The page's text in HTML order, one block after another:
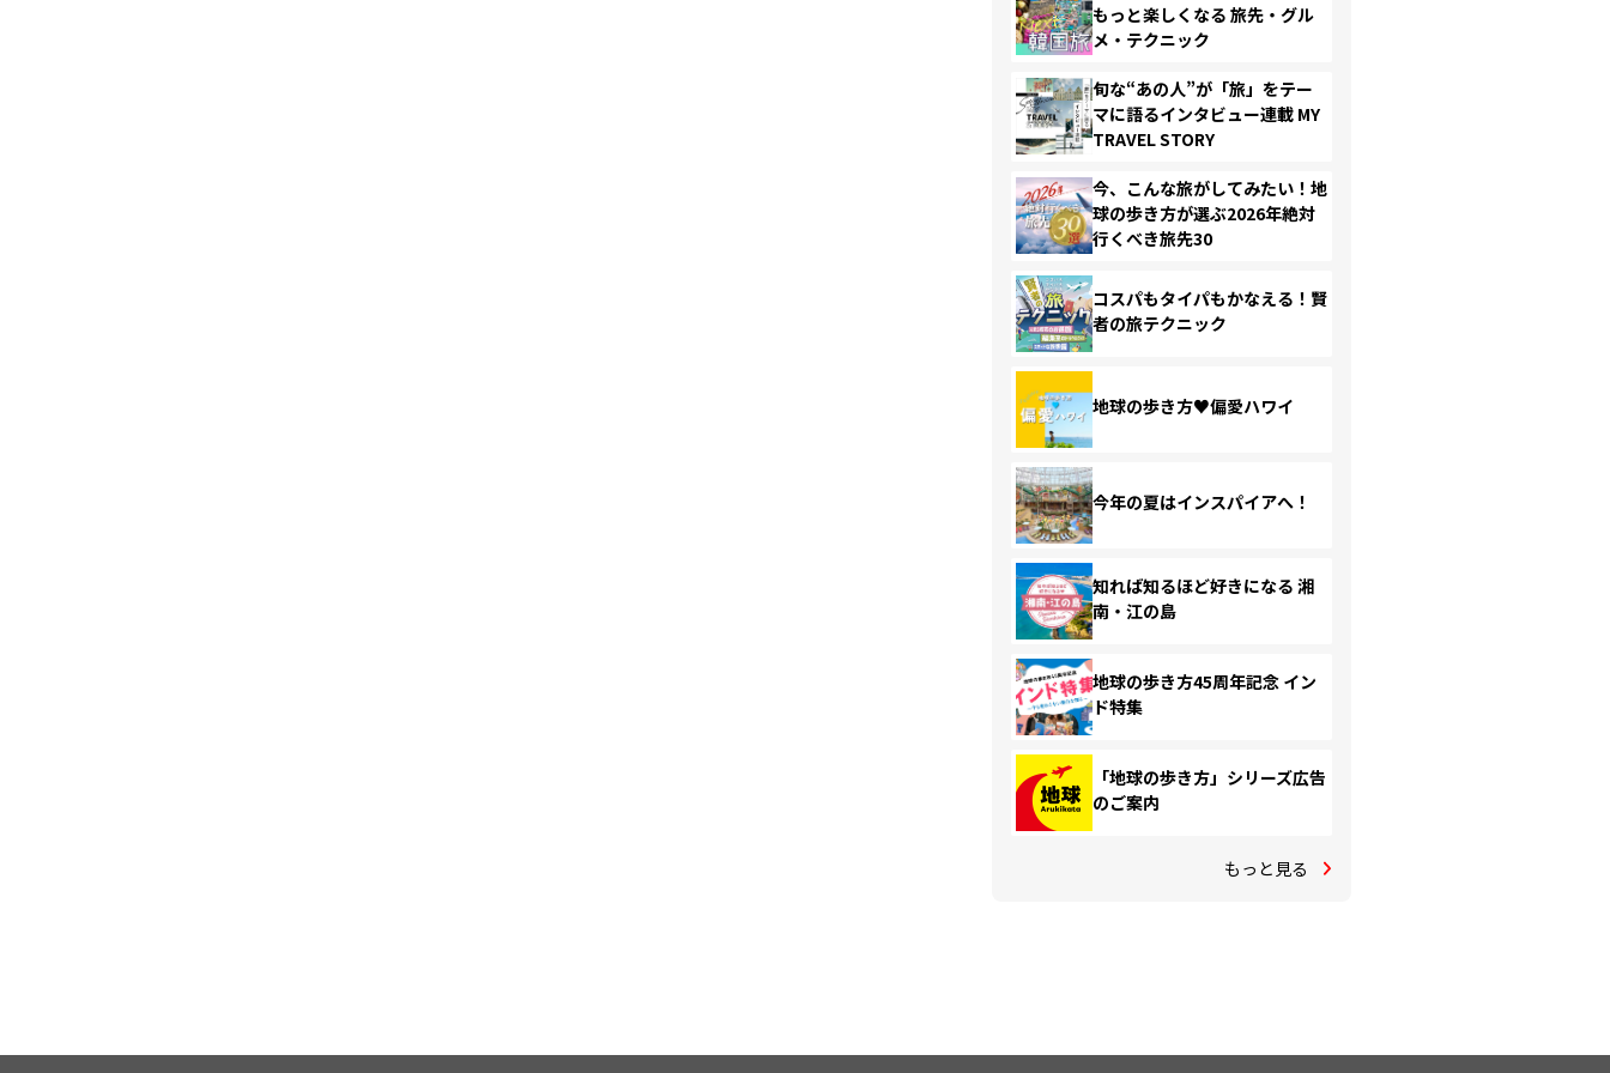
もっと楽しくなる 旅先・グル
メ・テクニック
旬な“あの人”が「旅」をテー
マに語るインタビュー連載 MY
TRAVEL STORY
今、こんな旅がしてみたい！地
球の歩き方が選ぶ2026年絶対
行くべき旅先30
コスパもタイパもかなえる！賢
者の旅テクニック
地球の歩き方♥偏愛ハワイ
今年の夏はインスパイアへ！
知れば知るほど好きになる 湘
南・江の島
地球の歩き方45周年記念 イン
ド特集
「地球の歩き方」シリーズ広告
のご案内
もっと見る